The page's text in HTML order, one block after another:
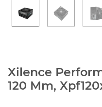
Xilence
120 Mm,